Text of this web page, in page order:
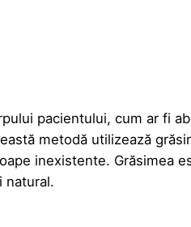
pacientului, cum ar fi
metodă utilizează
inexistente. Grăsimea
natural.